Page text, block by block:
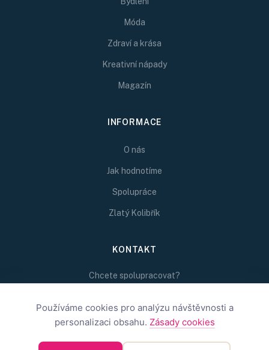
Móda
Zdraví a krása
Kreativní nápady
Magazín
INFORMACE
O nás
Jak hodnotíme
Spolupráce
Zlatý Kolibřík
KONTAKT
Chcete spolupracovat?
redakce@inspirativni.cz
Používáme cookies pro analýzu návštěvnosti a
personalizaci obsahu. Zásady cookies